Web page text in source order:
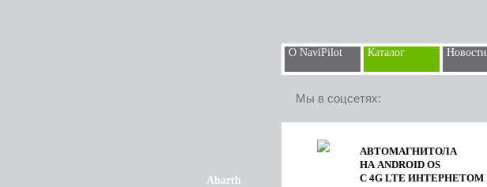
О NaviPilot Каталог Новости
Мы в соцсетях:
Abarth
АВТОМАГНИТОЛА
НА ANDROID OS
С 4G LTE ИНТЕРНЕТОМ